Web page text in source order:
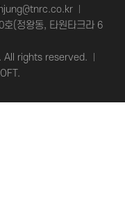
(정왕동, 타원타크라 6
All rights reserved.
.